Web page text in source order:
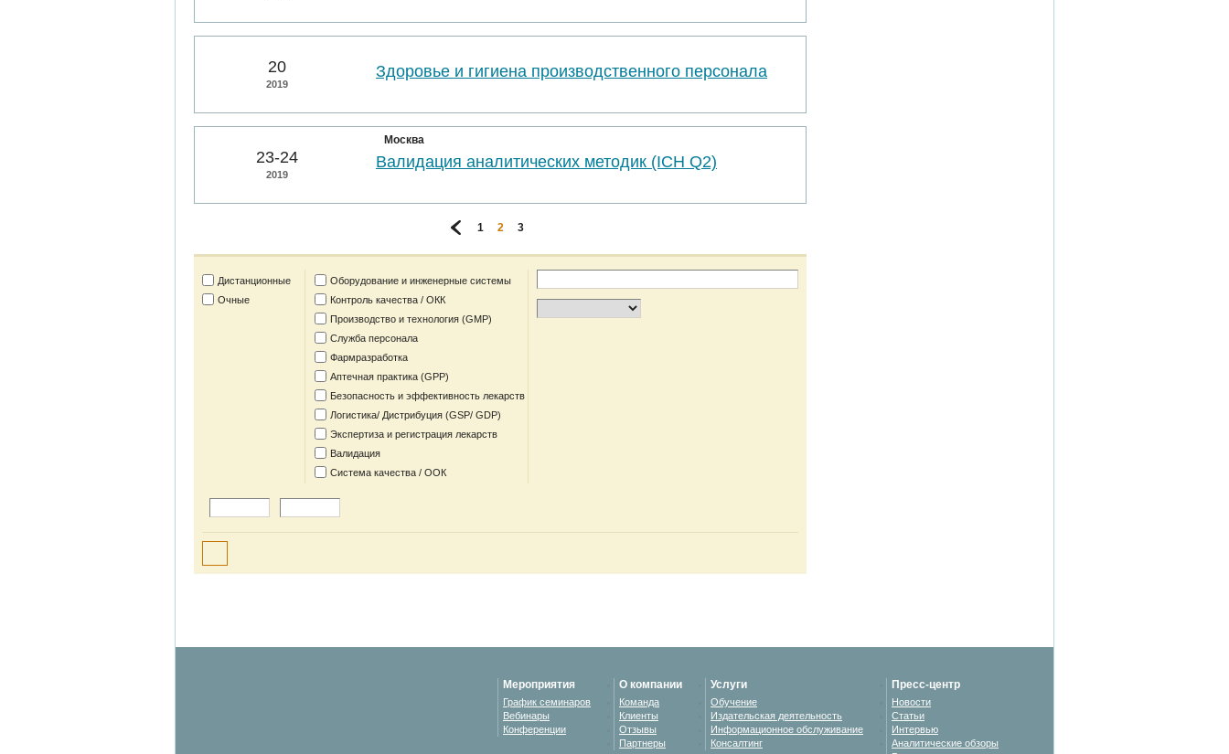
20
2019
Здоровье и гигиена производственного персонала
23-24
2019
Москва
Валидация аналитических методик (ICH Q2)
1 2 3
Дистанционные
Очные
Оборудование и инженерные системы
Контроль качества / ОКК
Производство и технология (GMP)
Служба персонала
Фармразработка
Аптечная практика (GPP)
Безопасность и эффективность лекарств
Логистика/ Дистрибуция (GSP/ GDP)
Экспертиза и регистрация лекарств
Валидация
Система качества / ООК
Мероприятия
График семинаров
Вебинары
Конференции
О компании
Команда
Клиенты
Отзывы
Партнеры
Услуги
Обучение
Издательская деятельность
Информационное обслуживание
Консалтинг
Пресс-центр
Новости
Статьи
Интервью
Аналитические обзоры